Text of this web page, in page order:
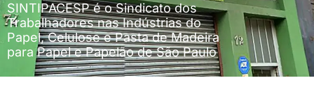
SINTIPACESP é o Sindicato dos
Trabalhadores nas Indústrias do
Papel, Celulose e Pasta de Madeira
para Papel e Papelão de São Paulo